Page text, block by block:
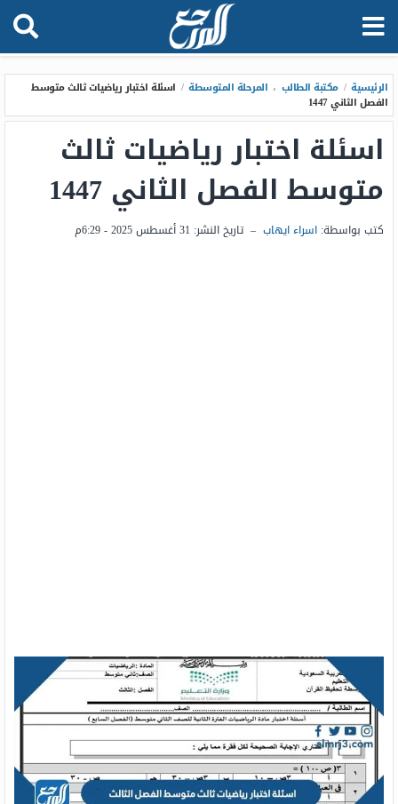
الرئيسية / مكتبة الطالب ، المرحلة المتوسطة / اسئلة اختبار رياضيات ثالث متوسط
الفصل الثاني 1447
اسئلة اختبار رياضيات ثالث
متوسط الفصل الثاني 1447
كتب بواسطة: اسراء ايهاب – تاريخ النشر: 31 أغسطس 2025 - 6:29م